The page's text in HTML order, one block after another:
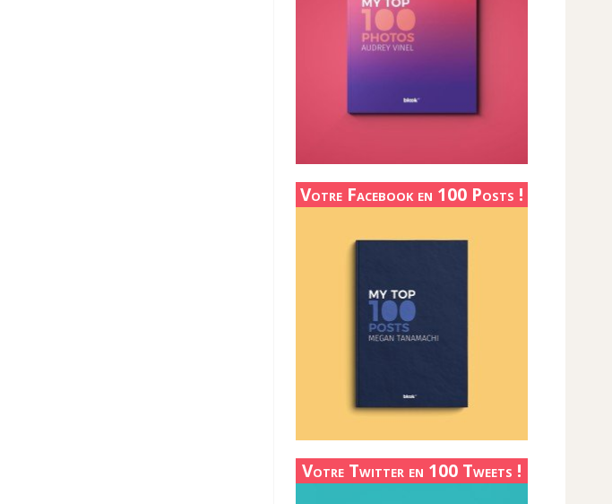
Votre Facebook en 100 Posts !
Votre Twitter en 100 Tweets !